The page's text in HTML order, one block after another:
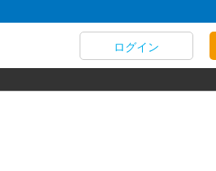
ログイン